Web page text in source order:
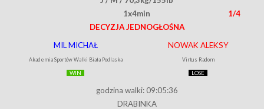
1x4min
1/4
DECYZJA JEDNOGŁOŚNA
MIL MICHAŁ
Akademia Sportów Walki Biała Podlaska
WIN
NOWAK ALEKSY
Virtus Radom
LOSE
godzina walki: 09:05:36
DRABINKA